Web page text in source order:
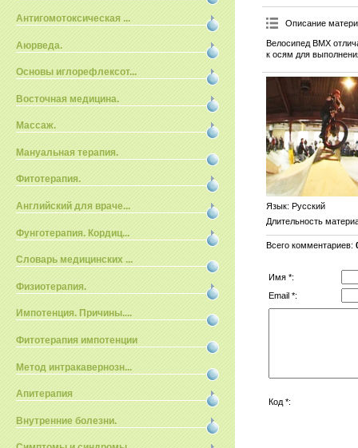
Антигомотоксическая ...
Аюрведа.
Основы иглорефлексот...
Восточная медицина.
Массаж.
Мануальная терапия.
Фитотерапия.
Английский для враче...
Фунготерапия. Кордиц...
Словарь медицинских ...
Физиотерапия.
Импотенция. Причины....
Фитотерапия импотенции
Метод интракавернозн...
Апитерапия
Внутренние болезни.
Описание
Велосипед BMX
к осям для
Язык: Русский
Длительность
Всего комментариев:
Имя *:
Email *:
Код *: